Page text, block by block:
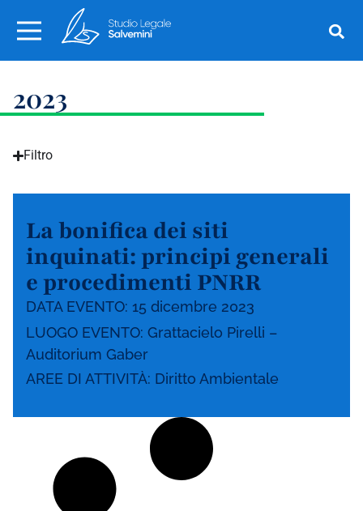
2023
Filtro
La bonifica dei siti
inquinati: principi generali
e procedimenti PNRR
DATA EVENTO: 15 dicembre 2023
LUOGO EVENTO: Grattacielo Pirelli –
Auditorium Gaber
AREE DI ATTIVITÀ: Diritto Ambientale